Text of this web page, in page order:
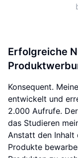
Erfolgreiche
Konsequent.
entwickelt und
2.000 Aufrufe.
das Studieren
Anstatt den Inhalt
Produkte